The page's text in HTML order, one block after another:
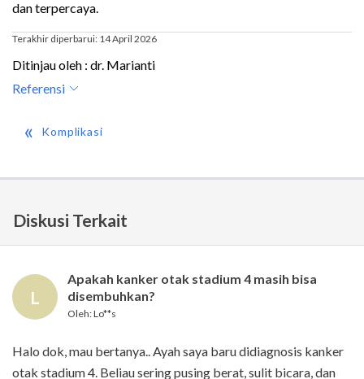
dan terpercaya.
Terakhir diperbarui: 14 April 2026